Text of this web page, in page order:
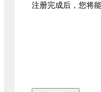
注册完成后，您将